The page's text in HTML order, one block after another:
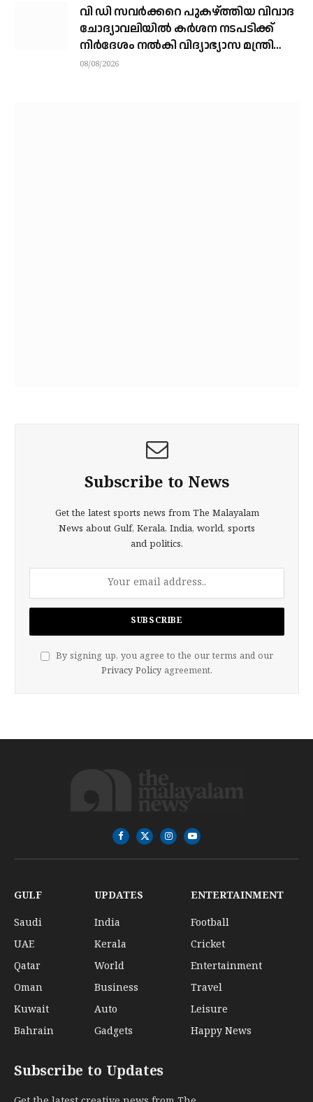
വി ഡി സവര്‍ക്കറെ പുകഴ്ത്തിയ വിവാദ
ചോദ്യാവലിയില്‍ കര്‍ശന നടപടിക്ക്
നിര്‍ദേശം നല്‍കി വിദ്യാഭ്യാസ മന്ത്രി
എന്‍ ഷംസുദ്ദീന്‍
08/08/2026
Subscribe to News
Get the latest sports news from The Malayalam
News about Gulf, Kerala, India, world, sports
and politics.
By signing up, you agree to the our terms and our
Privacy Policy agreement.
Facebook
X
(Twitter)
InstagramYouTube
GULF
Saudi
UAE
Qatar
Oman
Kuwait
Bahrain
UPDATES
India
Kerala
World
Business
Auto
Gadgets
ENTERTAINMENT
Football
Cricket
Entertainment
Travel
Leisure
Happy News
Subscribe to Updates